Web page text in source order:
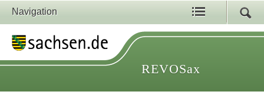
Navigation
REVOSax